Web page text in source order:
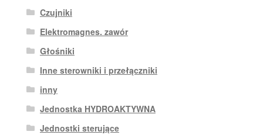
Czujniki
Elektromagnes. zawór
Głośniki
Inne sterowniki i przełączniki
inny
Jednostka HYDROAKTYWNA
Jednostki sterujące